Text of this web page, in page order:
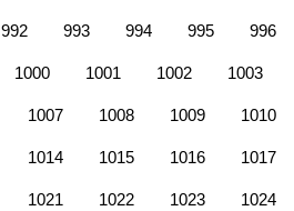
992 993 994 995 996
1000 1001 1002 1003
1007 1008 1009 1010
1014 1015 1016 1017
1021 1022 1023 1024